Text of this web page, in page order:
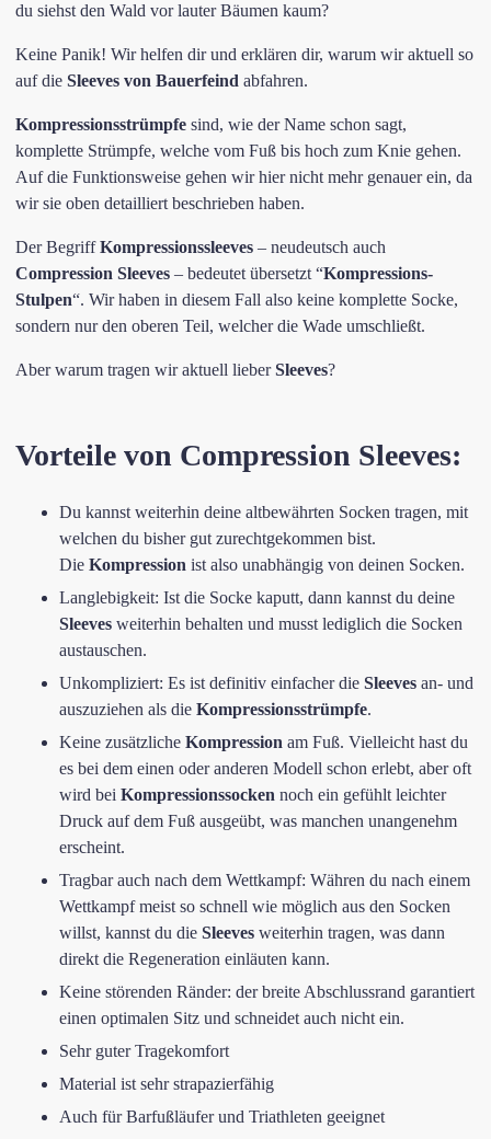
du siehst den Wald vor lauter Bäumen kaum?
Keine Panik! Wir helfen dir und erklären dir, warum wir aktuell so
auf die Sleeves von Bauerfeind abfahren.
Kompressionsstrümpfe sind, wie der Name schon sagt,
komplette Strümpfe, welche vom Fuß bis hoch zum Knie gehen.
Auf die Funktionsweise gehen wir hier nicht mehr genauer ein, da
wir sie oben detailliert beschrieben haben.
Der BegriffKompressionssleeves – neudeutsch auch
Compression Sleeves – bedeutet übersetzt “Kompressions-
Stulpen“. Wir haben in diesem Fall also keine komplette Socke,
sondern nur den oberen Teil, welcher die Wade umschließt.
Aber warum tragen wir aktuell lieberSleeves?
Vorteile von Compression Sleeves:
Du kannst weiterhin deine altbewährten Socken tragen, mit
welchen du bisher gut zurechtgekommen bist.
Die Kompression ist also unabhängig von deinen Socken.
Langlebigkeit: Ist die Socke kaputt, dann kannst du deine
Sleeves weiterhin behalten und musst lediglich die Socken
austauschen.
Unkompliziert: Es ist definitiv einfacher die Sleeves an- und
auszuziehen als die Kompressionsstrümpfe.
Keine zusätzliche Kompression am Fuß. Vielleicht hast du
es bei dem einen oder anderen Modell schon erlebt, aber oft
wird bei Kompressionssocken noch ein gefühlt leichter
Druck auf dem Fuß ausgeübt, was manchen unangenehm
erscheint.
Tragbar auch nach dem Wettkampf: Währen du nach einem
Wettkampf meist so schnell wie möglich aus den Socken
willst, kannst du die Sleeves weiterhin tragen, was dann
direkt die Regeneration einläuten kann.
Keine störenden Ränder: der breite Abschlussrand garantiert
einen optimalen Sitz und schneidet auch nicht ein.
Sehr guter Tragekomfort
Material ist sehr strapazierfähig
Auch für Barfußläufer und Triathleten geeignet